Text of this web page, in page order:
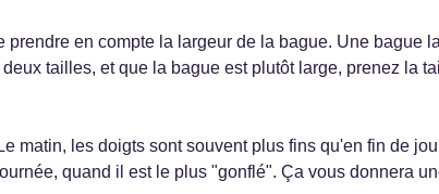
prendre en compte la largeur de la bague. Une bague
tailles, et que la bague est plutôt large, prenez la
matin, les doigts sont souvent plus fins qu'en fin de
quand il est le plus "gonflé". Ça vous donnera